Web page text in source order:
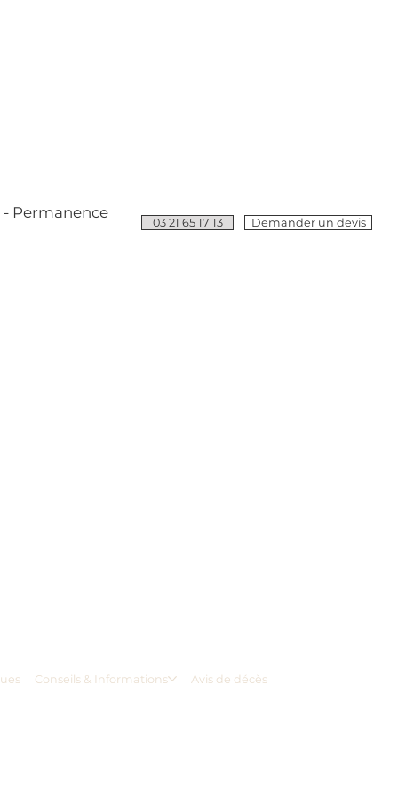
Conseils & Informations Avis de décès
Permanence
03 21 65 17 13 Demander un devis